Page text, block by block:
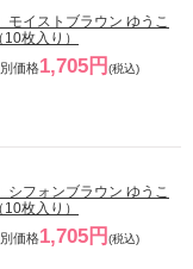
モイストブラウン ゆうこ
枚入り）
価格1,705円 (税込)
シフォンブラウン ゆうこ
枚入り）
価格1,705円 (税込)